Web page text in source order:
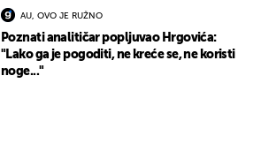
AU, OVO JE RUŽNO
Poznati analitičar popljuvao Hrgovića:
"Lako ga je pogoditi, ne kreće se, ne koristi
noge..."